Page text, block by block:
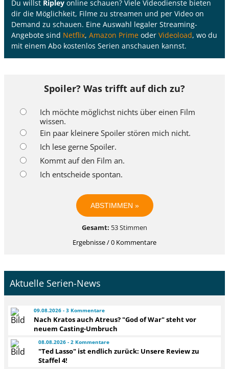
Du willst Ripley online schauen? Viele Videodienste bieten
dir die Möglichkeit, Filme zu streamen und per Video on
Demand zu schauen. Eine Auswahl legaler Streaming-
Angebote sind Netflix, Amazon Prime oder Videoload, wo du
mit einem Abo kostenlos Serien anschauen kannst.
Spoiler? Was trifft auf dich zu?
Ich möchte möglichst nichts über einen Film
wissen.
Ein paar kleinere Spoiler stören mich nicht.
Ich lese gerne Spoiler.
Kommt auf den Film an.
Ich entscheide spontan.
Gesamt: 53 Stimmen
Ergebnisse / 0 Kommentare
Aktuelle Serien-News
09.08.2026 - 3 Kommentare
Nach Kratos auch Atreus? "God of War" steht vor
neuem Casting-Umbruch
08.08.2026 - 2 Kommentare
"Ted Lasso" ist endlich zurück: Unsere Review zu
Staffel 4!